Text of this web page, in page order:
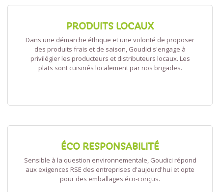
PRODUITS LOCAUX
Dans une démarche éthique et une volonté de proposer
des produits frais et de saison, Goudici s'engage à
privilégier les producteurs et distributeurs locaux. Les
plats sont cuisinés localement par nos brigades.
ÉCO RESPONSABILITÉ
Sensible à la question environnementale, Goudici répond
aux exigences RSE des entreprises d'aujourd'hui et opte
pour des emballages éco-conçus.